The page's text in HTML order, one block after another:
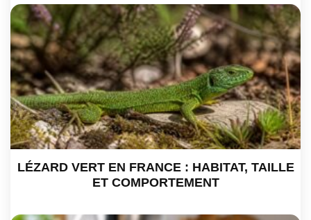
LÉZARD VERT EN FRANCE : HABITAT, TAILLE
ET COMPORTEMENT